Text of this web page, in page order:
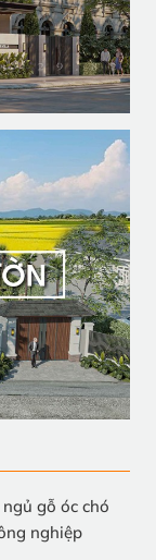
gỗ óc chó
nghiệp